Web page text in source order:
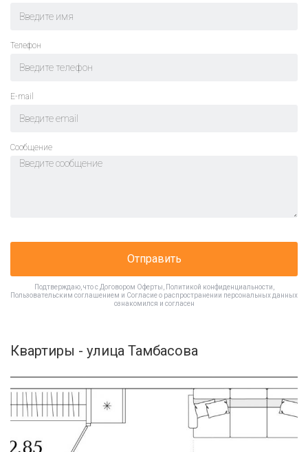
Телефон
E-mail
Cообщение
Отправить
Подтверждаю, что с Договором Оферты Политикой конфиденциальности
Пользовательским соглашением и Согласие о распространении персональных данных
ознакомился и согласен
Квартиры - улица Тамбасова